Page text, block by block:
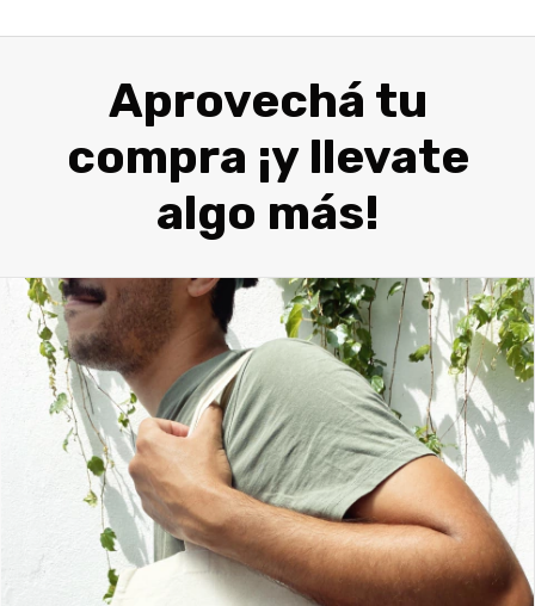
Aprovechá tu
compra ¡y llevate
algo más!